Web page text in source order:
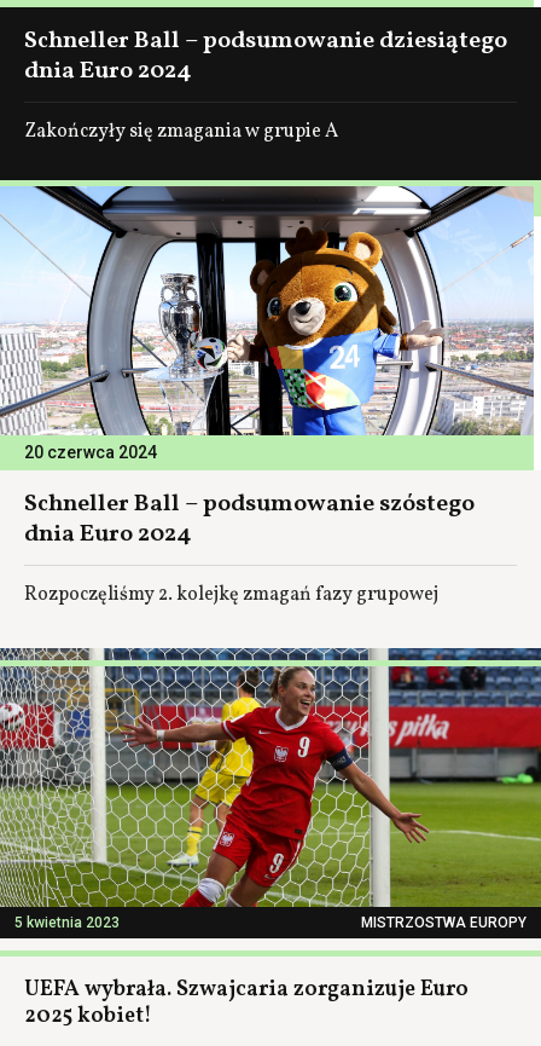
Schneller Ball – podsumowanie dziesiątego
dnia Euro 2024
Zakończyły się zmagania w grupie A
20 czerwca 2024
Schneller Ball – podsumowanie szóstego
dnia Euro 2024
Rozpoczęliśmy 2. kolejkę zmagań fazy grupowej
5 kwietnia 2023 MISTRZOSTWA EUROPY
UEFA wybrała. Szwajcaria zorganizuje Euro
2025 kobiet!